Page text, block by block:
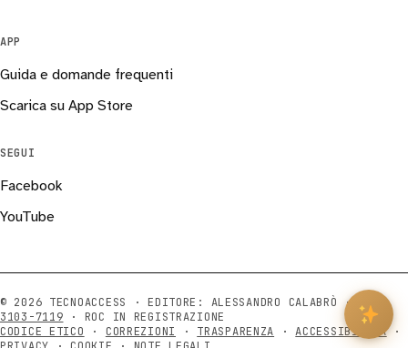
APP
Guida e domande frequenti
Scarica su App Store
SEGUI
Facebook
YouTube
© 2026 TECNOACCESS · EDITORE: ALESSANDRO CALABRÒ ·
ISSN
3103-7119 · ROC IN REGISTRAZIONE
CODICE ETICO
· CORREZIONI · TRASPARENZA ·ACCESSIBILITÀ·